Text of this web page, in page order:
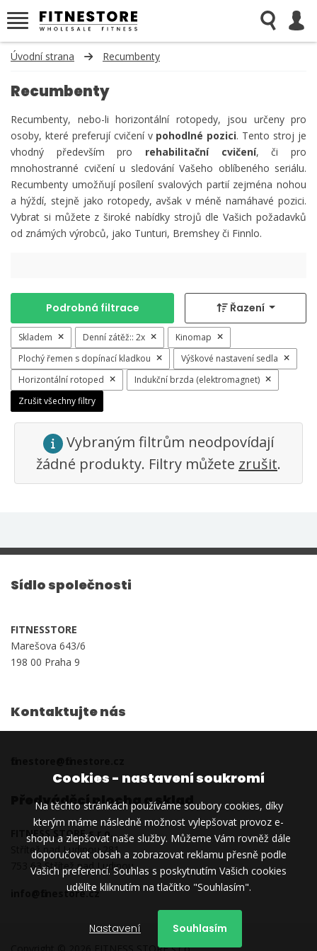
Úvodní strana Recumbenty
Recumbenty
Recumbenty, nebo-li horizontální rotopedy, jsou určeny pro
osoby, které preferují cvičení v pohodlné pozici. Tento stroj je
vhodný především pro rehabilitační cvič ení, či pro
mnohostranné cvičení u sledování Vašeho oblíbeného seriálu.
Recumbenty umožňují posílení svalových partií zejména nohou
a hýždí, stejně jako rotopedy, avšak v méně namáhavé pozici.
Vybrat si můžete z široké nabídky strojů dle Vašich požadavků
od známých výrobců, jako Tunturi, Bremshey či Finnlo.
Podrobná filtrace Řazení
Skladem Denní zátěž:: 2x
Kinomap
Plochý řemen s dopínací kladkou
Výškové nastavení sedla
Horizontální rotoped
Indukční brzda (elektromagnet)
Zrušit všechny filtry
Vybraným filtrům neodpovídají
žádné produkty. Filtry můžete zrušit.
Sídlo společnosti
FITNESSTORE
Marešova 643/6
198 00 Praha 9
Kontaktujte nás
Předváděcí plocha a sklad
FITNESS STORE s.r.o.
Střítež nad Ludinou 281
753 63 Střítež nad Ludinou
info@fitnestore.cz
Cookies - nastavení soukromí
Na těchto stránkách používáme soubory cookies, díky
kterým máme následně možnost vylepšovat provoz e-
shopu a zlepšovat naše služby. Můžeme Vám rovněž dále
doporučovat obsah a zobrazovat reklamu přesně podle
Vašich preferencí. Souhlas s poskytnutím Vašich cookies
udělíte kliknutím na tlačítko "Souhlasím".
Nastavení Souhlasím